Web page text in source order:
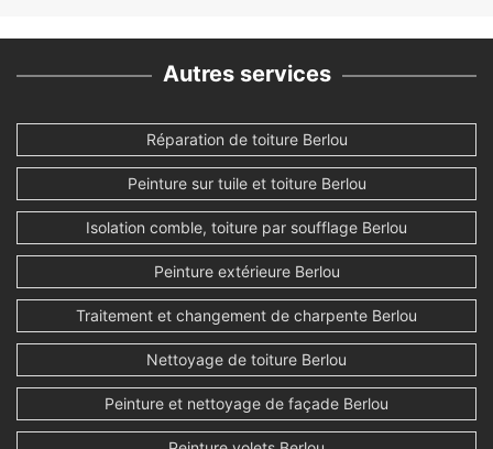
Autres services
Réparation de toiture Berlou
Peinture sur tuile et toiture Berlou
Isolation comble, toiture par soufflage Berlou
Peinture extérieure Berlou
Traitement et changement de charpente Berlou
Nettoyage de toiture Berlou
Peinture et nettoyage de façade Berlou